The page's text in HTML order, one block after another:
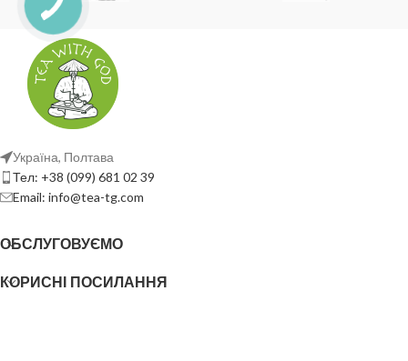
Україна, Полтава
Тел: +38 (099) 681 02 39
Email: info@tea-tg.com
ОБСЛУГОВУЄМО
КОРИСНІ ПОСИЛАННЯ